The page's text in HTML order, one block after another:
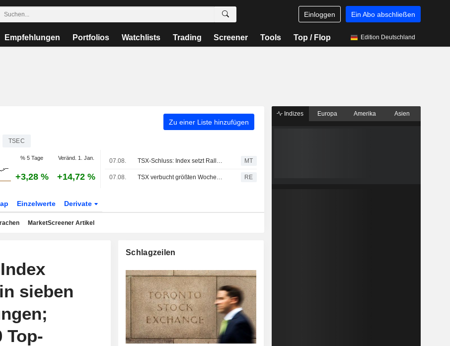
Einloggen Ein Abo abschließen
Empfehlungen Portfolios Watchlists Trading Screener Tools Top / Flop Edition Deutschland
Zu einer Liste hinzufügen
TSEC
% 5 Tage Veränd. 1. Jan.
+3,28 % +14,72 %
07.08. TSX-Schluss: Index setzt Rally auf neues Rekordhoch über 36.000 nach starkem Arbeitsmarktbericht fort MT
07.08. TSX verbucht größten Wochengewinn seit vier Monaten, da Wetten auf Fed-Zinserhöhungen nachlassen RE
Einzelwerte Derivate
MarketScreener Artikel
sieben
Top-
Schlagzeilen
Indizes Europa Amerika Asien